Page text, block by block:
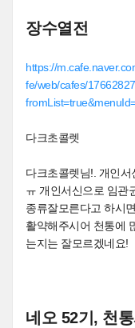
장수열전
https://
fe/web/cafes/
다크초콜렛
다크초콜렛님!. 개인
ㅠ 개인서신으로 임관
종류잘모른다고 하시
활약해주시어 천통에
는지는 잘모르겠네요!
네오 52기, 천